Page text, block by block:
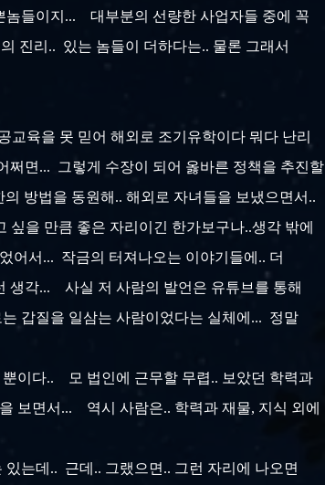
들이지... 대부분의 선량한 사업자들 중에 꼭
진리.. 있는 놈들이 더하다는.. 물론 그래서
육을 못 믿어 해외로 조기유학이다 뭐다 난리
면... 그렇게 수장이 되어 옳바른 정책을 추진할
방법을 동원해.. 해외로 자녀들을 보냈으면서..
을 만큼 좋은 자리이긴 한가보구나..생각 밖에
어서... 작금의 터져나오는 이야기들에.. 더
생각... 사실 저 사람의 발언은 유튜브를 통해
갑질을 일삼는 사람이었다는 실체에... 정말
이다.. 모 법인에 근무할 무렵.. 보았던 학력과
보면서... 역시 사람은.. 학력과 재물, 지식 외에
는데.. 근데.. 그랬으면.. 그런 자리에 나오면